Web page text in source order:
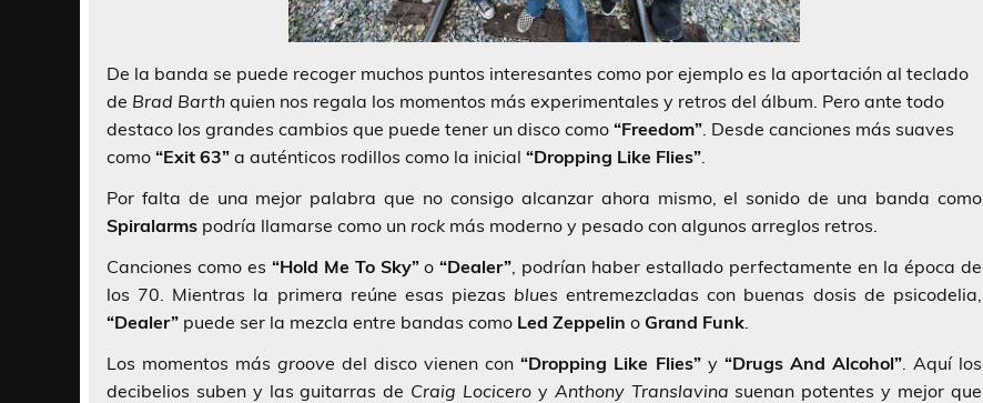
De la banda se puede recoger muchos puntos interesantes como por ejemplo es la aportación al teclado
de Brad Barth quien nos regala los momentos más experimentales y retros del álbum. Pero ante todo
destaco los grandes cambios que puede tener un disco como “Freedom” . Desde canciones más suaves
como “Exit 63” a auténticos rodillos como la inicial “Dropping Like Flies”
Por falta de una mejor palabra que no consigo alcanzar ahora mismo, el sonido de una banda como
Spiralarms podría llamarse como un rock más moderno y pesado con algunos arreglos retros.
Canciones como es “Hold Me To Sky”o“Dealer” , podrían haber estallado perfectamente en la época de
los 70. Mientras la primera reúne esas piezas blues entremezcladas con buenas dosis de psicodelia,
“Dealer” puede ser la mezcla entre bandas como Led Zeppelin o Grand Funk
Los momentos másgroovedel disco vienen con“Dropping Like Flies” y “Drugs And Alcohol”. Aquí los
decibelios suben y las guitarras de Craig Lociceroy Anthony Translavina suenan potentes y mejor que